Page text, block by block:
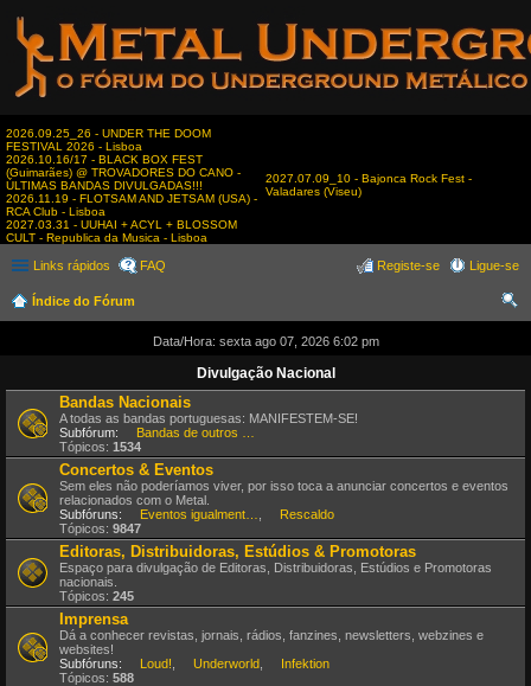
2026.09.25_26 - UNDER THE DOOM
FESTIVAL 2026 - Lisboa
2026.10.16/17 - BLACK BOX FEST
(Guimarães) @ TROVADORES DO CANO -
ÚLTIMAS BANDAS DIVULGADAS!!!
2026.11.19 - FLOTSAM AND JETSAM (USA) -
RCA Club - Lisboa
2027.03.31 - UUHAI + ACYL + BLOSSOM
CULT - Republica da Musica - Lisboa
2027.07.09_10 - Bajonca Rock Fest -
Valadares (Viseu)
Links rápidos FAQ Ligue-se
Registe-se
Índice do Fórum
Data/Hora: sexta ago 07, 2026 6:02 pm
Divulgação Nacional
Bandas Nacionais
A todas as bandas portuguesas: MANIFESTEM-SE!
Subfórum:
Tópicos: 1534
Concertos & Eventos
Sem eles não poderíamos viver, por isso toca a anunciar concertos e eventos
relacionados com o Metal.
Subfóruns:
Rescaldo
Tópicos: 9847
Editoras, Distribuidoras, Estúdios & Promotoras
Espaço para divulgação de Editoras, Distribuidoras, Estúdios e Promotoras
nacionais.
Tópicos: 245
Imprensa
Dá a conhecer revistas, jornais, rádios, fanzines, newsletters, webzines e
websites!
Subfóruns:
Loud! Underworld
Infektion
Tópicos: 588